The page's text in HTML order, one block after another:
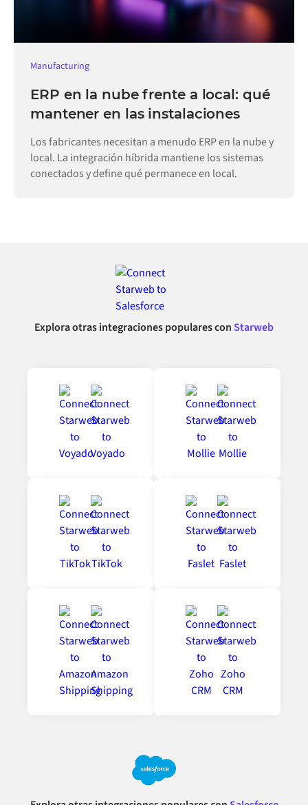
Manufacturing
ERP en la nube frente a local: qué
mantener en las instalaciones
Los fabricantes necesitan a menudo ERP en la nube y
local. La integración híbrida mantiene los sistemas
conectados y define qué permanece en local.
Explora otras integraciones populares conStarweb